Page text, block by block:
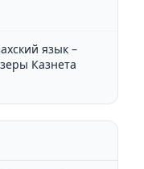
язык –
Казнета